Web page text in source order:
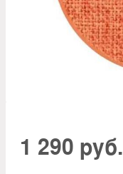
1 290 руб.